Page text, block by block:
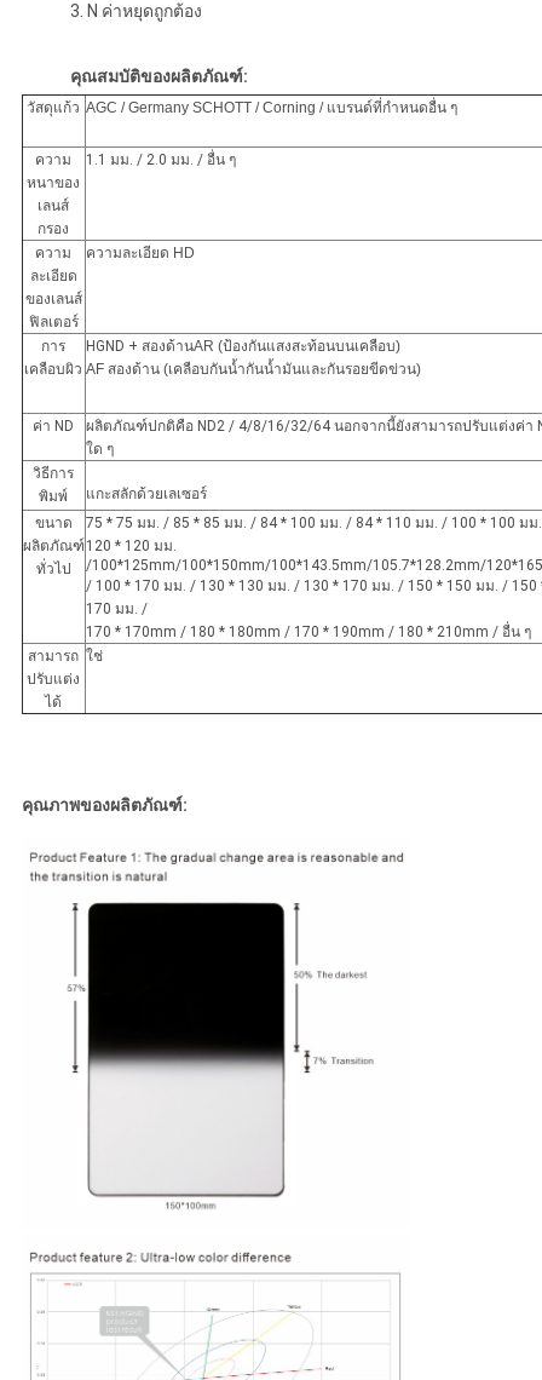
3. N ค่าหยุดถูกต้อง
คุณสมบัติของผลิตภัณฑ์:
วัสดุแก้ว AGC / Germany SCHOTT / Corning / แบรนด์ที่กำหนดอื่น ๆ
ความ
หนาของ
เลนส์
กรอง
1.1 มม. / 2.0 มม. / อื่น ๆ
ความ
ละเอียด
ของเลนส์
ฟิลเตอร์
ความละเอียด HD
การ
เคลือบผิว
HGND + สองด้านAR (ป้องกันแสงสะท้อนบนเคลือบ)
AF สองด้าน (เคลือบกันน้ำกันน้ำมันและกันรอยขีดข่วน)
ค่า ND
ผลิตภัณฑ์ปกติคือ ND2 / 4/8/16/32/64 นอกจากนี้ยังสามารถปรับแต่งค่า
ใด ๆ
วิธีการ
พิมพ์
แกะสลักด้วยเลเซอร์
ขนาด
ผลิตภัณฑ์
ทั่วไป
75 * 75 มม. / 85 * 85 มม. / 84 * 100 มม. / 84 * 110 มม. / 100 * 100 มม
120 * 120 มม.
/100*125mm/100*150mm/100*143.5mm/105.7*128.2mm/
/ 100 * 170 มม. / 130 * 130 มม. / 130 * 170 มม. / 150 * 150 มม. / 150
170 มม. /
170 * 170mm / 180 * 180mm / 170 * 190mm / 180 * 210mm / อื่น ๆ
สามารถ
ปรับแต่ง
ได้
ใช่
คุณภาพของผลิตภัณฑ์: